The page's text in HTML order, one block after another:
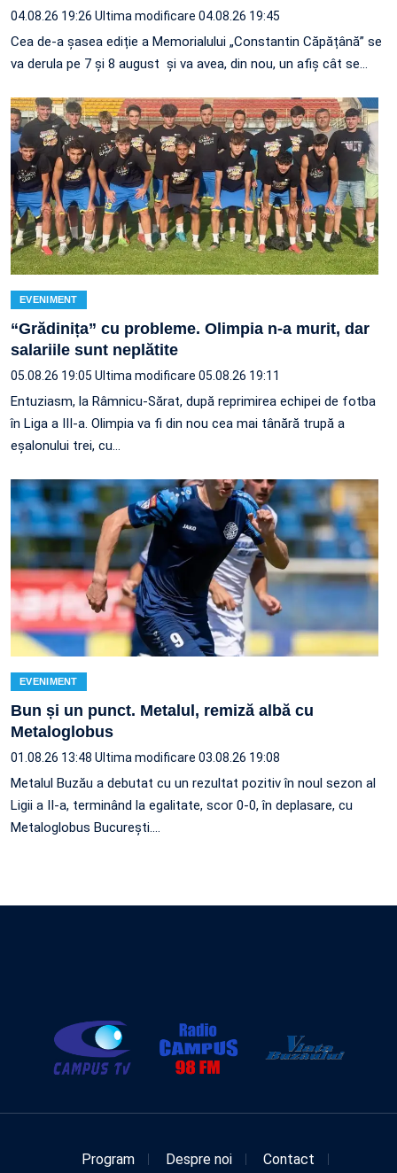
04.08.26 19:26 Ultima modificare 04.08.26 19:45
Cea de-a șasea ediție a Memorialului „Constantin Căpățână” se
va derula pe 7 și 8 august și va avea, din nou, un afiș cât se…
EVENIMENT
“Grădinița” cu probleme. Olimpia n-a murit, dar
salariile sunt neplătite
05.08.26 19:05 Ultima modificare 05.08.26 19:11
Entuziasm, la Râmnicu-Sărat, după reprimirea echipei de fotba
în Liga a III-a. Olimpia va fi din nou cea mai tânără trupă a
eșalonului trei, cu…
EVENIMENT
Bun și un punct. Metalul, remiză albă cu
Metaloglobus
01.08.26 13:48 Ultima modificare 03.08.26 19:08
Metalul Buzău a debutat cu un rezultat pozitiv în noul sezon al
Ligii a II-a, terminând la egalitate, scor 0-0, în deplasare, cu
Metaloglobus București.…
Program Despre noi
Contact